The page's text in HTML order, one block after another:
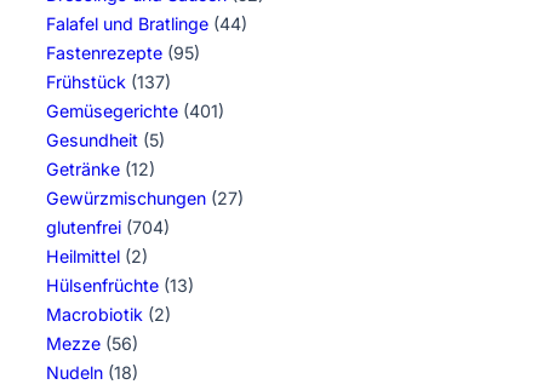
Falafel und Bratlinge (44)
Fastenrezepte (95)
Frühstück (137)
Gemüsegerichte (401)
Gesundheit (5)
Getränke (12)
Gewürzmischungen (27)
glutenfrei (704)
Heilmittel (2)
Hülsenfrüchte (13)
Macrobiotik (2)
Mezze (56)
Nudeln (18)